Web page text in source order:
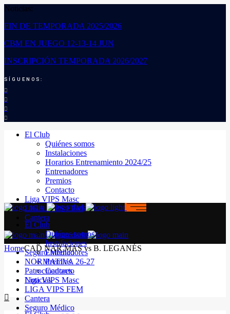
Noticias:
FIN DE TEMPORADA 2025/2026
CBM EN JUEGO 12-13-14 JUN
INSCRIPCIÓN TEMPORADA 2026/2027
SÍGUENOS:
El Club
Quiénes somos
Instalaciones
Horarios Entrenamiento 2024/25
Entrenadores
Premios
Contacto
Liga VIPS Masc
LIGA VIPS FEM
Cantera
Seguro Médico
NORMATIVA 26-27
Patrocinadores
Noticias
El Club
Quiénes somos
Instalaciones
Entrenadores
Premios
Contacto
Liga VIPS Masc
LIGA VIPS FEM
Cantera
Seguro Médico
HomeCAD NAR MAS vs B. LEGANÉS